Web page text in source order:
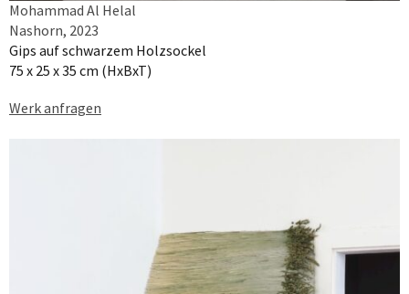
Mohammad Al Helal
Nashorn, 2023
Gips auf schwarzem Holzsockel
75 x 25 x 35 cm (HxBxT)
Werk anfragen